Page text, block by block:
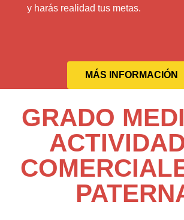
y harás realidad tus metas.
MÁS INFORMACIÓN
GRADO